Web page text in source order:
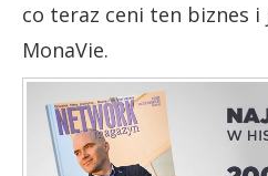
co teraz ceni ten biznes i
MonaVie.